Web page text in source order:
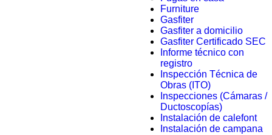
Furniture
Gasfiter
Gasfiter a domicilio
Gasfiter Certificado SEC
Informe técnico con
registro
Inspección Técnica de
Obras (ITO)
Inspecciones (Cámaras /
Ductoscopías)
Instalación de calefont
Instalación de campana